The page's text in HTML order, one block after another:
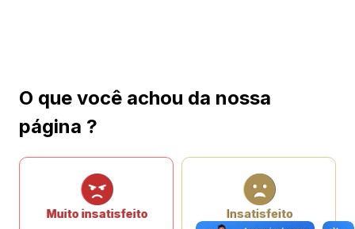
O que você achou da nossa
página ?
Muito insatisfeito Insatisfeito